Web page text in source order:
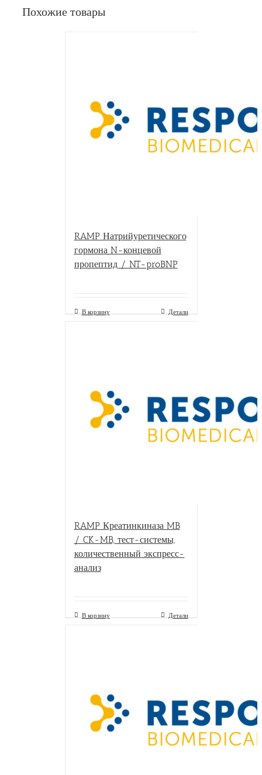
Похожие товары
RAMP Натрийуретического
гормона N-концевой
пропептид / NT-proBNP
В корзину Детали
RAMP Креатинкиназа MB
/ CK-MB, тест-системы,
количественный экспресс-
анализ
В корзину Детали